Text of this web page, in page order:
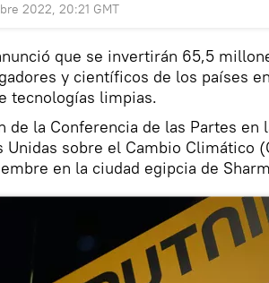
2022, 20:21 GMT
que se invertirán 65,5
y científicos de los países
tecnologías limpias.
de la Conferencia de las Partes en
Unidas sobre el Cambio Climático
en la ciudad egipcia de